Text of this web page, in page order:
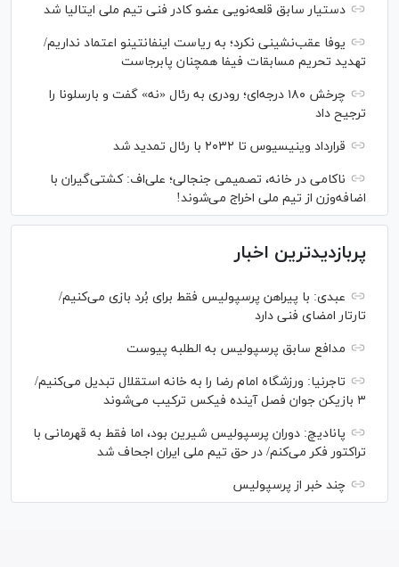
دستیار سابق قلعه‌نویی عضو کادر فنی تیم ملی ایتالیا شد
یوفا عقب‌نشینی نکرد؛ به ریاست اینفانتینو اعتماد نداریم/
تهدید تحریم مسابقات فیفا همچنان پابرجاست
چرخش ۱۸۰ درجه‌ای؛ رودری به رئال «نه» گفت و بارسلونا را
ترجیح داد
قرارداد وینیسیوس تا ۲۰۳۲ با رئال‌ تمدید شد
ناکامی در خانه، تصمیمی جنجالی؛ علی‌اف: کشتی‌گیران با
اضافه‌وزن از تیم ملی اخراج می‌شوند!
پربازدیدترین اخبار
عبدی: با پیراهن پرسپولیس فقط برای بُرد بازی می‌کنیم/
تارتار امضای فنی دارد
مدافع سابق پرسپولیس به الطلبه پیوست
تاجرنیا: ورزشگاه امام رضا را به خانه استقلال تبدیل می‌کنیم/
۳ بازیکن جوان فصل آینده فیکس ترکیب می‌شوند
پانادیچ: دوران پرسپولیس شیرین بود، اما فقط به قهرمانی با
تراکتور فکر می‌کنم/ در حق تیم ملی ایران اجحاف شد
چند خبر از پرسپولیس